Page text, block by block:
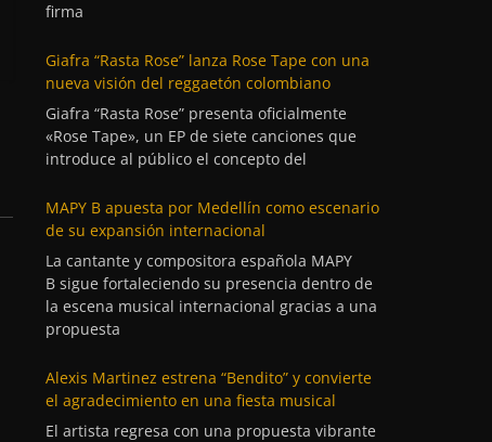
firma
Giafra “Rasta Rose” lanza Rose Tape con una
nueva visión del reggaetón colombiano
Giafra “Rasta Rose” presenta oficialmente
«Rose Tape», un EP de siete canciones que
introduce al público el concepto del
MAPY B apuesta por Medellín como escenario
de su expansión internacional
La cantante y compositora española MAPY
B sigue fortaleciendo su presencia dentro de
la escena musical internacional gracias a una
propuesta
Alexis Martinez estrena “Bendito” y convierte
el agradecimiento en una fiesta musical
El artista regresa con una propuesta vibrante